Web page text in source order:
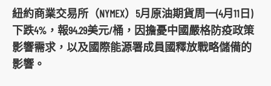
e
t
o
紐約商業交易所（NYMEX）5月原油期貨周一(4月11日)
下跌4%，報94.29美元/桶，因擔憂中國嚴格防疫政策
影響需求，以及國際能源署成員國釋放戰略儲備的
影響。